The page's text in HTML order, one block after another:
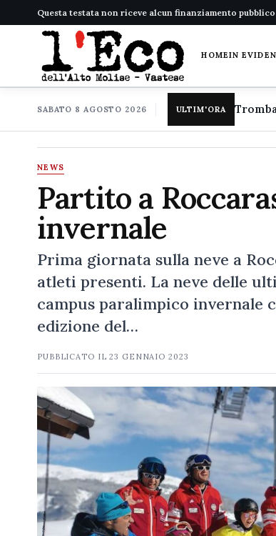
Questa testata non riceve alcun finanziamento pubblico
HOMEIN
SABATO 8 AGOSTO 2026 ULTIM'ORA
NEWS
Partito a
invernale
Prima giornata sulla neve a
atleti presenti. La neve delle
campus paralimpico invernale
edizione del…
PUBBLICATO IL23 GENNAIO 2023